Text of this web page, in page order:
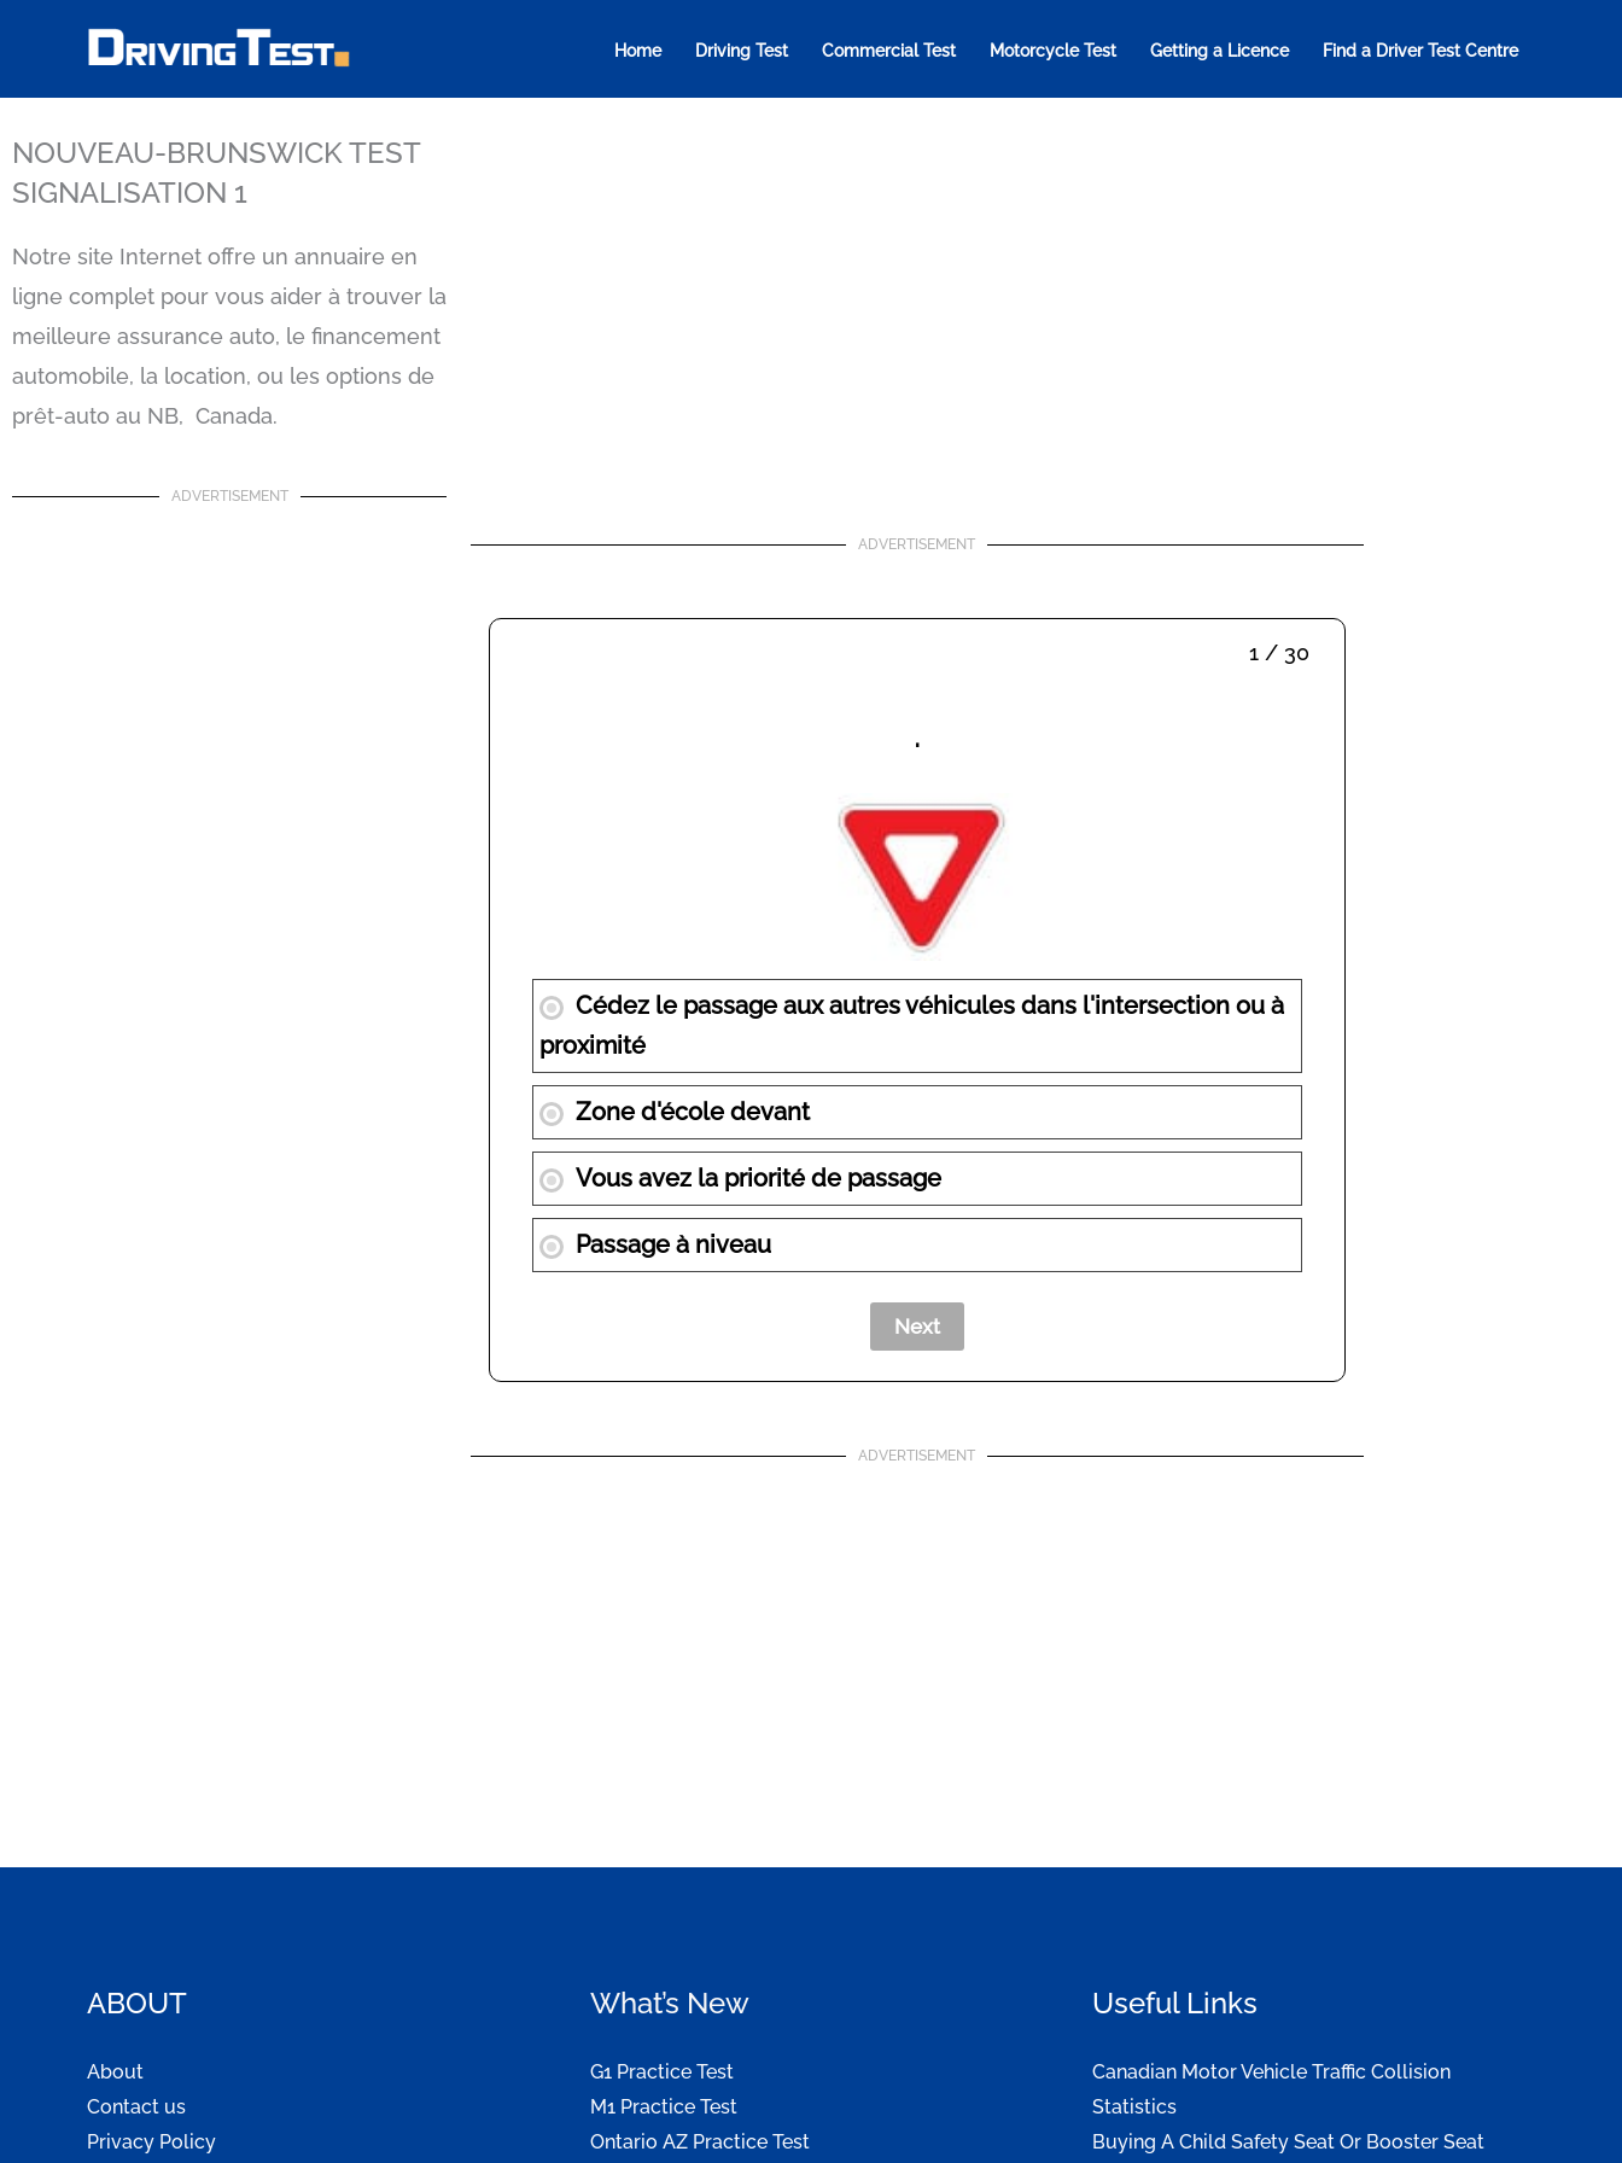
content
Home Driving Test Commercial Test Motorcycle Test Getting a Licence Find a Driver Test Centre
NOUVEAU-BRUNSWICK TEST
SIGNALISATION 1
Notre site Internet offre un annuaire en
ligne complet pour vous aider à trouver la
meilleure assurance auto, le financement
automobile, la location, ou les options de
prêt-auto au NB, Canada.
ADVERTISEMENT
ADVERTISEMENT
1 / 30
.
Cédez le passage aux autres véhicules dans l'intersection ou à
proximité
Zone d'école devant
Vous avez la priorité de passage
Passage à niveau
ADVERTISEMENT
ABOUT
About
Contact us
Privacy Policy
What’s New
G1 Practice Test
M1 Practice Test
Ontario AZ Practice Test
Useful Links
Canadian Motor Vehicle Traffic Collision
Statistics
Buying A Child Safety Seat Or Booster Seat